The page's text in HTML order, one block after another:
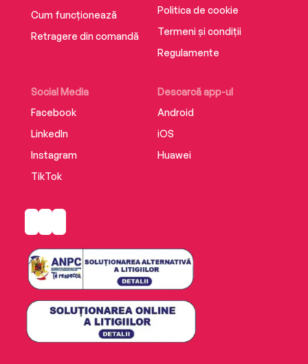
Cum funcționează
Retragere din comandă
Social Media
Facebook
LinkedIn
Instagram
TikTok
Descarcă app-ul
Android
iOS
Huawei
Politica de cookie
Termeni și condiții
Regulamente